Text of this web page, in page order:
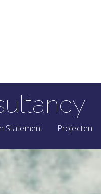
Statement Projecten